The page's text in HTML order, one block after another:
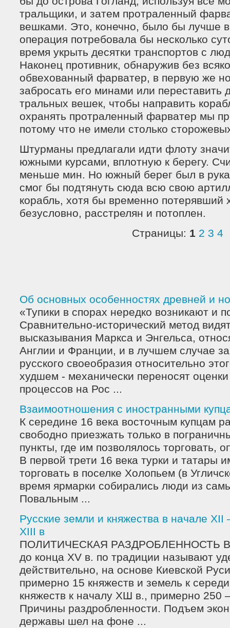
тральщики, и затем протраленный
вешками. Это, конечно, было бы лучше
операция потребовала бы несколько
время укрыть десятки транспортов с
Наконец противник, обнаружив без
обвехованный фарватер, в первую же
забросать его минами или переставить
тральных вешек, чтобы направить
охранять протраленный фарватер мы
потому что не имели столько
Штурманы предлагали идти флоту
южными курсами, вплотную к берегу.
меньше мин. Но южный берег был в
смог бы подтянуть сюда всю свою
корабль, хотя бы временно потерявший
безусловно, расстрелян и потоплен.
Страницы: 1 2 3 4
Об основных особенностях древней и
«Тупики в спорах нередко возникают и
Сравнительно-исторический метод
высказывания Маркса и Энгельса,
Англии и Франции, и в лучшем случае
русского своеобразия относительно
худшем - механически переносят
процессов на Рос ...
Взаимоотношения с иностранными
К середине 16 века восточным купцам
свободно приезжать только в
пункты, где им позволялось торговать,
В первой трети 16 века турки и татары
торговать в поселке Холопьем (в
время ярмарки собирались люди из
Повальным ...
Русские земли и княжества в начале
ХIII в
ПОЛИТИЧЕСКАЯ РАЗДРОБЛЕННОСТЬ
до конца XV в. по традиции называют
действительно, на основе Киевской
примерно 15 княжеств и земель к
княжеств к началу ХШ в., примерно 250
Причины раздробленности. Подъем
державы шел на фоне ...